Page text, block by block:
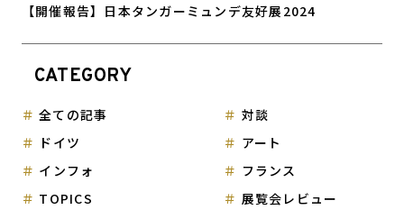
【開催報告】日本タンガーミュンデ友好展2024
CATEGORY
全ての記事
対談
ドイツ
アート
インフォ
フランス
TOPICS
展覧会レビュー